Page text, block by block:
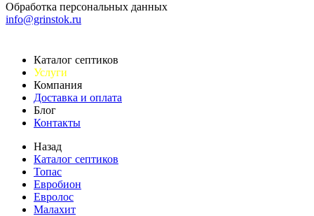
Обработка персональных данных
info@grinstok.ru
Каталог септиков
Услуги
Компания
Доставка и оплата
Блог
Контакты
Назад
Каталог септиков
Топас
Евробион
Евролос
Малахит